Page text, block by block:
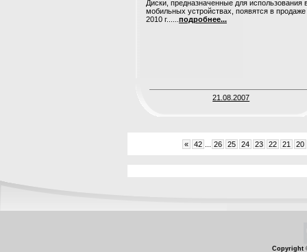
Диски, предназначенные для использования
мобильных устройствах, появятся в продаже
2010 г...... подробнее...
21.08.2007
« 42 26 25 24 23 22 21 20
Copyright